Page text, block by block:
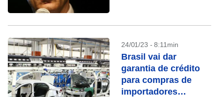
24/01/23 - 8:11min
Brasil vai dar
garantia de crédito
para compras de
importadores